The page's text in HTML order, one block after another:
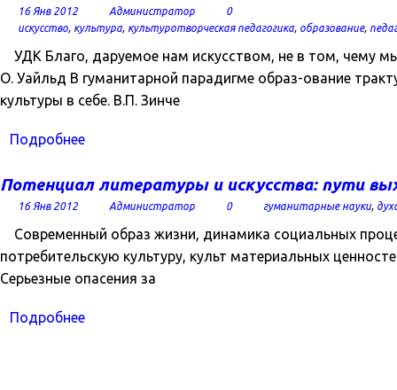
16 Янв 2012 Администратор
0
искусство, культура, культуротворческая педагогика, образование,
УДК Благо, даруемое нам искусством, не в том, чему
О. Уайльд В гуманитарной парадигме образ-ование
культуры в себе. В.П. Зинче
Подробнее
Потенциал литературы и искусства: пути
16 Янв 2012 Администратор 0 гуманитарные науки,
Современный образ жизни, динамика социальных
потребительскую культуру, культ материальных
Серьезные опасения за
Подробнее